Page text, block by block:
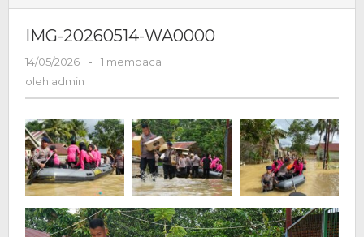
20260514-
IMG-20260514-WA0000
14/05/2026
oleh
-
1 membaca
oleh admin